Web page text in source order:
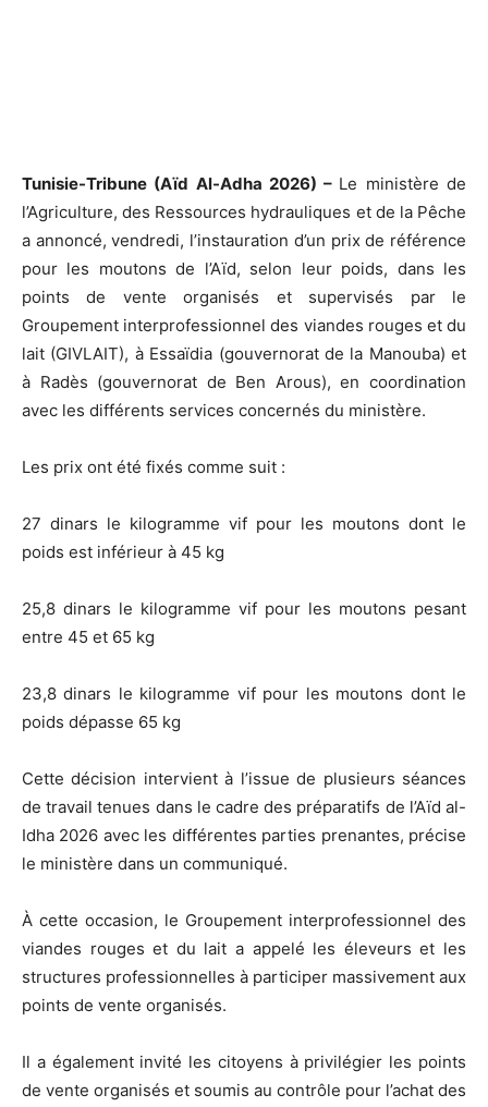
Tunisie-Tribune (Aïd Al-Adha 2026) – Le ministère de
l’Agriculture, des Ressources hydrauliques et de la Pêche
a annoncé, vendredi, l’instauration d’un prix de référence
pour les moutons de l’Aïd, selon leur poids, dans les
points de vente organisés et supervisés par le
Groupement interprofessionnel des viandes rouges et du
lait (GIVLAIT), à Essaïdia (gouvernorat de la Manouba) et
à Radès (gouvernorat de Ben Arous), en coordination
avec les différents services concernés du ministère.
Les prix ont été fixés comme suit :
27 dinars le kilogramme vif pour les moutons dont le
poids est inférieur à 45 kg
25,8 dinars le kilogramme vif pour les moutons pesant
entre 45 et 65 kg
23,8 dinars le kilogramme vif pour les moutons dont le
poids dépasse 65 kg
Cette décision intervient à l’issue de plusieurs séances
de travail tenues dans le cadre des préparatifs de l’Aïd al-
Idha 2026 avec les différentes parties prenantes, précise
le ministère dans un communiqué.
À cette occasion, le Groupement interprofessionnel des
viandes rouges et du lait a appelé les éleveurs et les
structures professionnelles à participer massivement aux
points de vente organisés.
Il a également invité les citoyens à privilégier les points
de vente organisés et soumis au contrôle pour l’achat des